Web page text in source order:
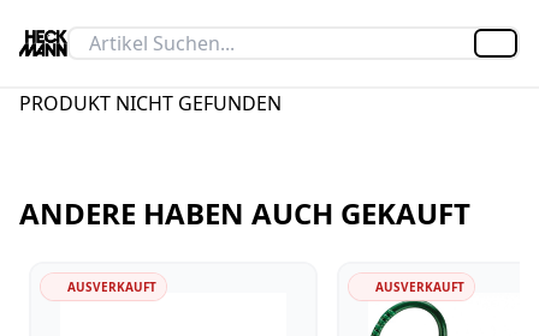
PRODUKT NICHT GEFUNDEN
ANDERE HABEN AUCH GEKAUFT
AUSVERKAUFT AUSVERKAUFT